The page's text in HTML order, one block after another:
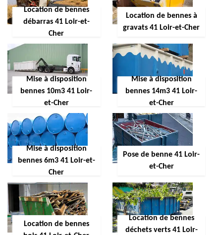
Location de bennes
débarras 41 Loir-et-
Cher
Location de bennes à
gravats 41 Loir-et-Cher
Mise à disposition
bennes 10m3 41 Loir-
et-Cher
Mise à disposition
bennes 14m3 41 Loir-
et-Cher
Mise à disposition
bennes 6m3 41 Loir-et-
Cher
Pose de benne 41 Loir-
et-Cher
Location de bennes
Location de bennes
déchets verts 41 Loir-